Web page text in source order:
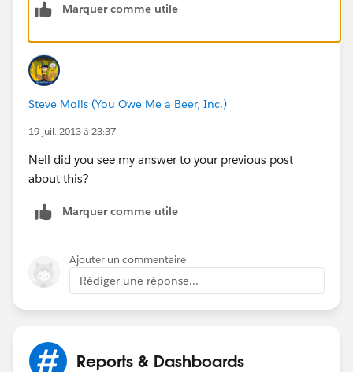
Marquer comme utile
Steve Molis (You Owe Me a Beer, Inc.)
19 juil. 2013 à 23:37
Nell did you see my answer to your previous post
about this?
Marquer comme utile
Ajouter un commentaire
Rédiger une réponse...
Reports & Dashboards